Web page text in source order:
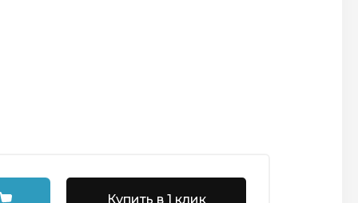
Купить в 1 клик